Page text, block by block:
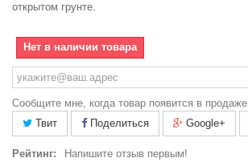
открытом грунте.
Нет в наличии товара
Сообщите мне, когда товар появится в продаже
Твит
Поделиться Google+
Рейтинг:
Напишите отзыв первым!